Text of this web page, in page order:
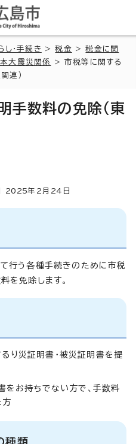
し・手続き >税金 >税金に関
大震災関係
> 市税等に関する
連）
手数料の免除（東
2025年2月 24 日
行う各種手続きのために市税
を免除します。
り災証明書・被災証明書を提
をお持ちでない方で、手数料
方
種類